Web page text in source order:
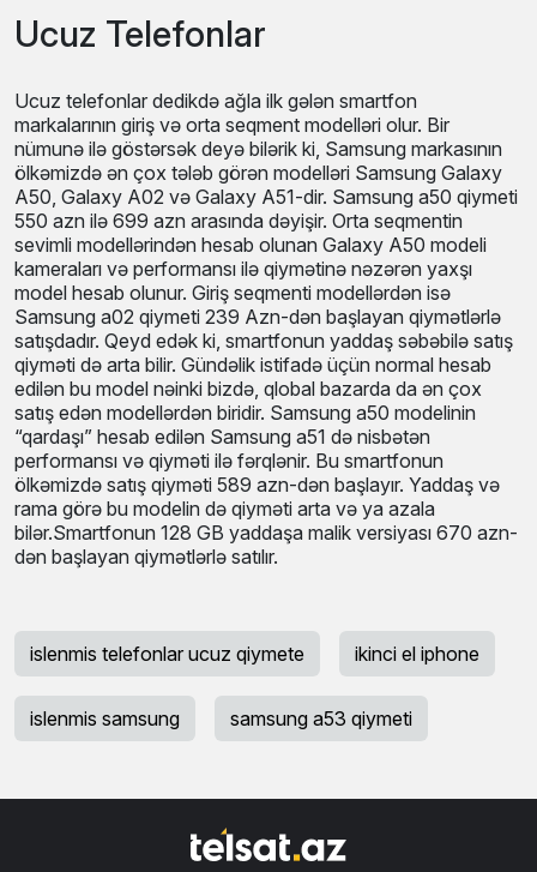
Ucuz Telefonlar
Ucuz telefonlar dedikdə ağla ilk gələn smartfon
markalarının giriş və orta seqment modelləri olur. Bir
nümunə ilə göstərsək deyə bilərik ki, Samsung markasının
ölkəmizdə ən çox tələb görən modelləri Samsung Galaxy
A50, Galaxy A02 və Galaxy A51-dir. Samsung a50 qiymeti
550 azn ilə 699 azn arasında dəyişir. Orta seqmentin
sevimli modellərindən hesab olunan Galaxy A50 modeli
kameraları və performansı ilə qiymətinə nəzərən yaxşı
model hesab olunur. Giriş seqmenti modellərdən isə
Samsung a02 qiymeti 239 Azn-dən başlayan qiymətlərlə
satışdadır. Qeyd edək ki, smartfonun yaddaş səbəbilə satış
qiyməti də arta bilir. Gündəlik istifadə üçün normal hesab
edilən bu model nəinki bizdə, qlobal bazarda da ən çox
satış edən modellərdən biridir. Samsung a50 modelinin
“qardaşı” hesab edilən Samsung a51 də nisbətən
performansı və qiyməti ilə fərqlənir. Bu smartfonun
ölkəmizdə satış qiyməti 589 azn-dən başlayır. Yaddaş və
rama görə bu modelin də qiyməti arta və ya azala
bilər.Smartfonun 128 GB yaddaşa malik versiyası 670 azn-
dən başlayan qiymətlərlə satılır.
islenmis telefonlar ucuz qiymete ikinci el iphone
islenmis samsung samsung a53 qiymeti